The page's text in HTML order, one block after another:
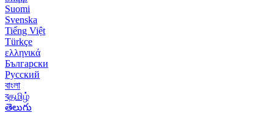
Suomi
Svenska
Tiếng Việt
Türkçe
ελληνικά
Български
Русский
বাংলা
বதமிழ்
తెలుగు